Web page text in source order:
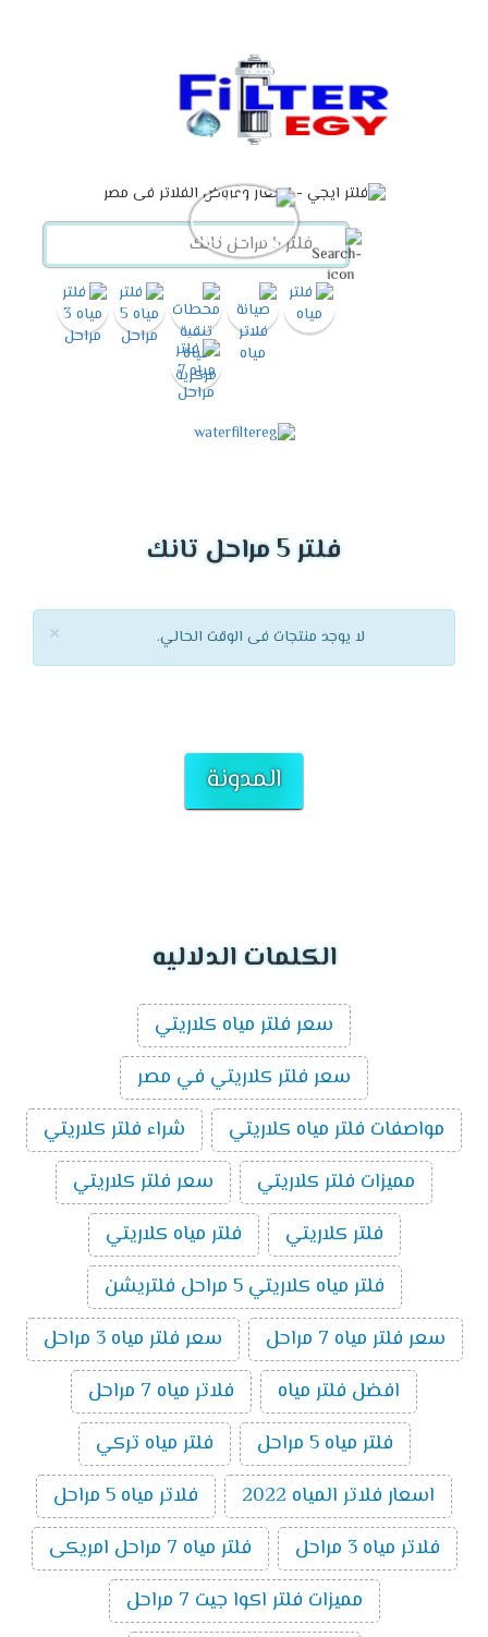
فلتر 5 مراحل تانك
× لا يوجد منتجات فى الوقت الحالي.
المدونة
الكلمات الدلاليه
سعر فلتر مياه كلاريتي
سعر فلتر كلاريتي في مصر
مواصفات فلتر مياه كلاريتي
شراء فلتر كلاريتي
مميزات فلتر كلاريتي
سعر فلتر كلاريتي
فلتر كلاريتي
فلتر مياه كلاريتي
فلتر مياه كلاريتي 5 مراحل فلتريشن
سعر فلتر مياه 7 مراحل
سعر فلتر مياه 3 مراحل
افضل فلتر مياه
فلاتر مياه 7 مراحل
فلتر مياه 5 مراحل
فلتر مياه تركي
اسعار فلاتر المياه 2022
فلاتر مياه 5 مراحل
فلاتر مياه 3 مراحل
فلتر مياه 7 مراحل امريكى
مميزات فلتر اكوا جيت 7 مراحل